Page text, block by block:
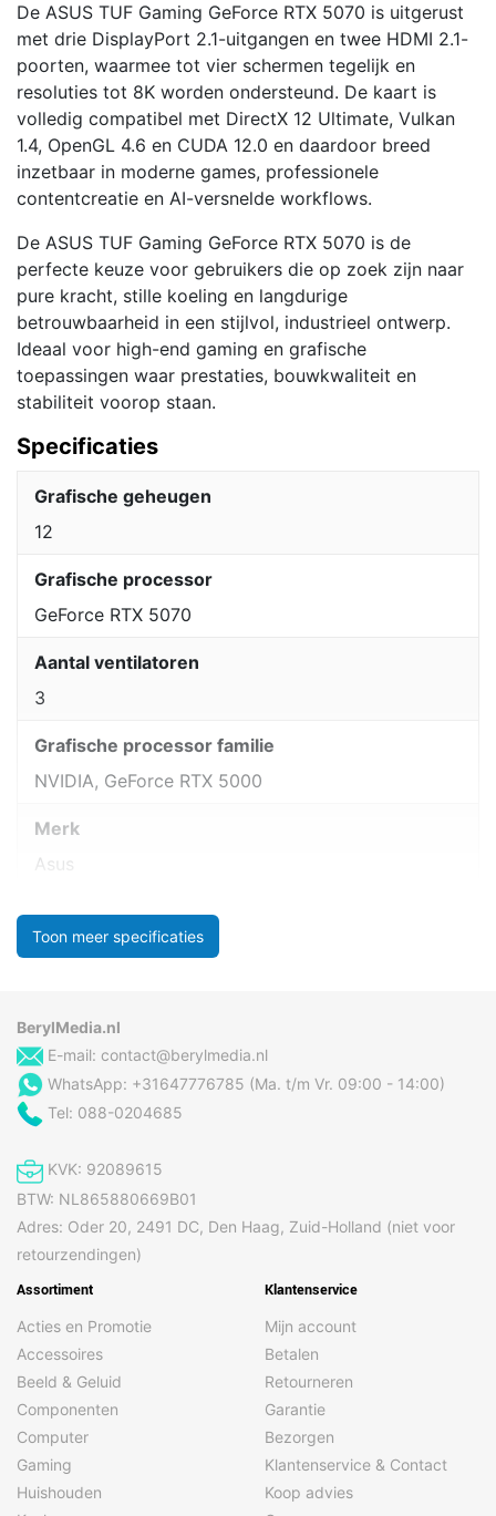
De ASUS TUF Gaming GeForce RTX 5070 is uitgerust
met drie DisplayPort 2.1-uitgangen en twee HDMI 2.1-
poorten, waarmee tot vier schermen tegelijk en
resoluties tot 8K worden ondersteund. De kaart is
volledig compatibel met DirectX 12 Ultimate, Vulkan
1.4, OpenGL 4.6 en CUDA 12.0 en daardoor breed
inzetbaar in moderne games, professionele
contentcreatie en AI-versnelde workflows.
De ASUS TUF Gaming GeForce RTX 5070 is de
perfecte keuze voor gebruikers die op zoek zijn naar
pure kracht, stille koeling en langdurige
betrouwbaarheid in een stijlvol, industrieel ontwerp.
Ideaal voor high-end gaming en grafische
toepassingen waar prestaties, bouwkwaliteit en
stabiliteit voorop staan.
Specificaties
Grafische geheugen
12
Grafische processor
GeForce RTX 5070
Aantal ventilatoren
3
Grafische processor familie
NVIDIA, GeForce RTX 5000
Merk
Asus
Toon meer specificaties
BerylMedia.nl
E-mail: contact@berylmedia.nl
WhatsApp: +31647776785 (Ma. t/m Vr. 09:00 - 14:00)
Tel: 088-0204685
KVK: 92089615
BTW: NL865880669B01
Adres: Oder 20, 2491 DC, Den Haag, Zuid-Holland (niet voor
retourzendingen)
Assortiment
Acties en Promotie
Accessoires
Beeld & Geluid
Componenten
Computer
Gaming
Huishouden
Klantenservice
Mijn account
Betalen
Retourneren
Garantie
Bezorgen
Klantenservice & Contact
Koop advies